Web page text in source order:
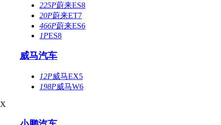
225P蔚来ES8
20P蔚来ET7
466P蔚来ES6
1PES8
威马汽车
12P威马EX5
198P威马W6
X